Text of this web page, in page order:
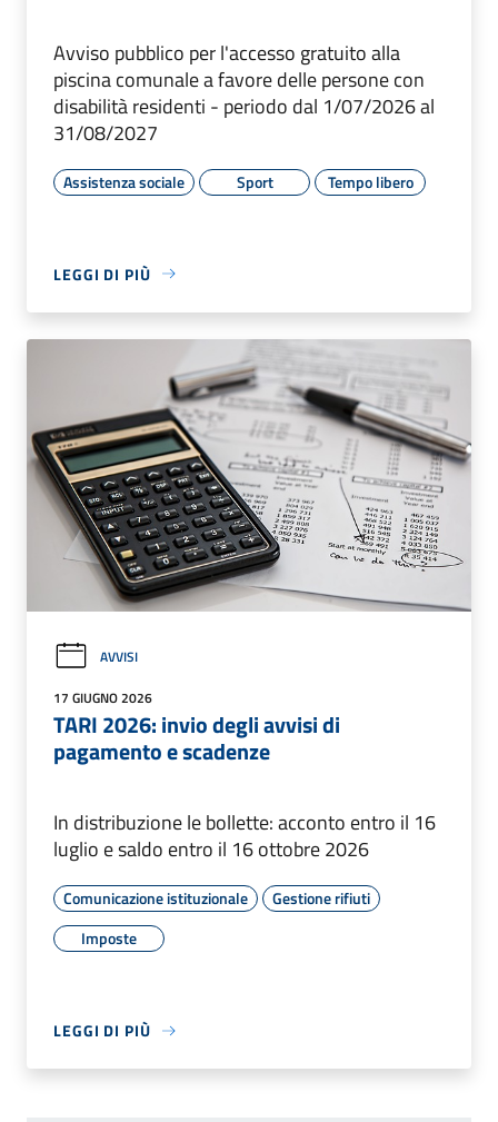
Avviso pubblico per l'accesso gratuito alla
piscina comunale a favore delle persone con
disabilità residenti - periodo dal 1/07/2026 al
31/08/2027
Assistenza sociale Sport Tempo libero
LEGGI DI PIÙ
AVVISI
17 GIUGNO 2026
TARI 2026: invio degli avvisi di
pagamento e scadenze
In distribuzione le bollette: acconto entro il 16
luglio e saldo entro il 16 ottobre 2026
Comunicazione istituzionale
Gestione rifiuti
Imposte
LEGGI DI PIÙ